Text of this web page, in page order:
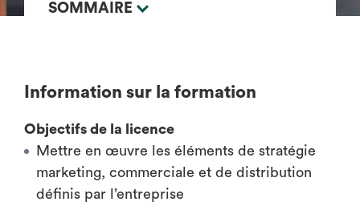
SOMMAIRE
Information sur la formation
Objectifs de la licence
Mettre en œuvre les éléments de stratégie
marketing, commerciale et de distribution
définis par l’entreprise